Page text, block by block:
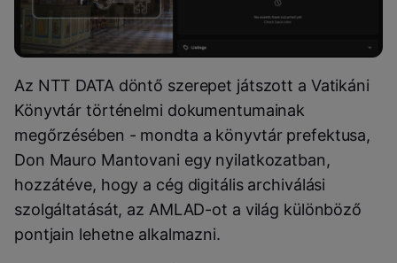
Az NTT DATA döntő szerepet játszott a Vatikáni
Könyvtár történelmi dokumentumainak
megőrzésében - mondta a könyvtár prefektusa,
Don Mauro Mantovani egy nyilatkozatban,
hozzátéve, hogy a cég digitális archiválási
szolgáltatását, az AMLAD-ot a világ különböző
pontjain lehetne alkalmazni.